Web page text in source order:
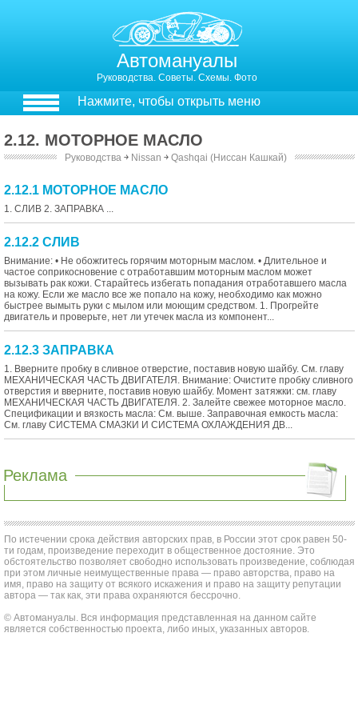
Автомануалы
Руководства. Советы. Схемы. Фото
Нажмите, чтобы открыть меню
2.12. МОТОРНОЕ МАСЛО
Руководства ￫ Nissan ￫ Qashqai (Ниссан Кашкай)
2.12.1 МОТОРНОЕ МАСЛО
1. СЛИВ 2. ЗАПРАВКА ...
2.12.2 СЛИВ
Внимание: • Не обожгитесь горячим моторным маслом. • Длительное и
частое соприкосновение с отработавшим моторным маслом может
вызывать рак кожи. Старайтесь избегать попадания отработавшего масла
на кожу. Если же масло все же попало на кожу, необходимо как можно
быстрее вымыть руки с мылом или моющим средством. 1. Прогрейте
двигатель и проверьте, нет ли утечек масла из компонент...
2.12.3 ЗАПРАВКА
1. Вверните пробку в сливное отверстие, поставив новую шайбу. См. главу
МЕХАНИЧЕСКАЯ ЧАСТЬ ДВИГАТЕЛЯ. Внимание: Очистите пробку сливного
отверстия и вверните, поставив новую шайбу. Момент затяжки: см. главу
МЕХАНИЧЕСКАЯ ЧАСТЬ ДВИГАТЕЛЯ. 2. Залейте свежее моторное масло.
Спецификации и вязкость масла: См. выше. Заправочная емкость масла:
См. главу СИСТЕМА СМАЗКИ И СИСТЕМА ОХЛАЖДЕНИЯ ДВ...
Реклама
По истечении срока действия авторских прав, в России этот срок равен 50-
ти годам, произведение переходит в общественное достояние. Это
обстоятельство позволяет свободно использовать произведение, соблюдая
при этом личные неимущественные права — право авторства, право на
имя, право на защиту от всякого искажения и право на защиту репутации
автора — так как, эти права охраняются бессрочно.
© Автомануалы. Вся информация представленная на данном сайте
является собственностью проекта, либо иных, указанных авторов.